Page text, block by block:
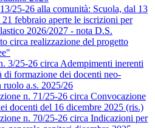
25-26 alla comunità: Scuola, dal 13
21 febbraio aperte le iscrizioni per
2026/2027 - nota D.S.
circa realizzazione del progetto
3/25-26 circa Adempimenti inerenti
di formazione dei docenti neo-
ruolo a.s. 2025/26
n. 71/25-26 circa Convocazione
docenti del 16 dicembre 2025 (ris.)
n. 70/25-26 circa Indicazioni per